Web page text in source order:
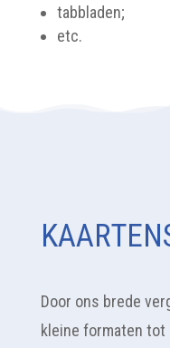
tabbladen;
etc.
Door ons brede
kleine formaten tot